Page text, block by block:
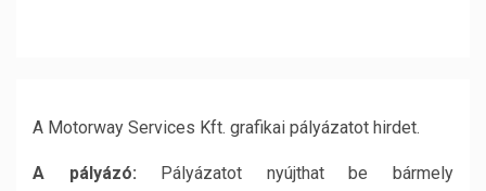
A Motorway Services Kft. grafikai pályázatot hirdet.
A pályázó: Pályázatot nyújthat be bármely